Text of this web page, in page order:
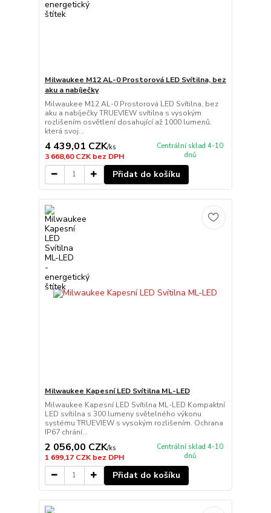
Milwaukee M12 AL-0 Prostorová LED Svítilna, bez
aku a nabíječky
Milwaukee M12 AL-0 Prostorová LED Svítilna, bez
aku a nabíječky TRUEVIEW svítilna s vysokým
rozlišením osvětlení dosahující až 1000 lumenů,
která svoj...
4 439,01 CZK/ks
3 668,60 CZKbez DPH
Centrální sklad 4-10
dnů
Přidat do košíku
Milwaukee Kapesní LED Svítilna ML-LED
Milwaukee Kapesní LED Svítilna ML-LED Kompaktní
LED svítilna s 300 lumeny světelného výkonu
systému TRUEVIEW s vysokým rozlišením. Ochrana
IP67 chrání...
2 056,00 CZK/ks
1 699,17 CZKbez DPH
Centrální sklad 4-10
dnů
Přidat do košíku